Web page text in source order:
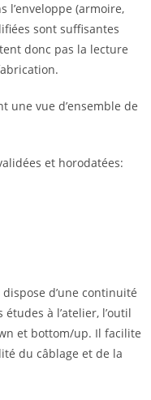
l’enveloppe (armoire,
sont suffisantes
donc pas la lecture
une vue d’ensemble de
et horodatées:
dispose d’une continuité
à l’atelier, l’outil
et bottom/up. Il facilite
du câblage et de la